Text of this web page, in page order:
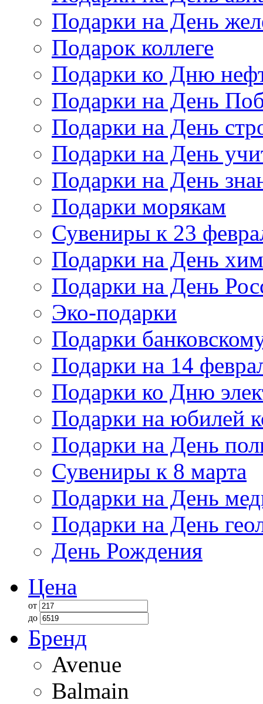
Подарки на День
Подарок коллеге
Подарки ко Дню
Подарки на День
Подарки на День
Подарки на День
Подарки на День
Подарки морякам
Сувениры к 23
Подарки на День
Подарки на День
Эко-подарки
Подарки
Подарки на 14
Подарки ко Дню
Подарки на юбилей
Подарки на День
Сувениры к 8 марта
Подарки на День
Подарки на День
День Рождения
Цена
от
до
Бренд
Avenue
Balmain